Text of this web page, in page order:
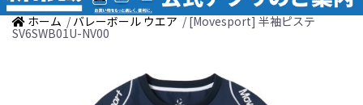
ホーム / バレーボール ウエア / [Movesport] 半袖ピステ
SV6SWB01U-NV00